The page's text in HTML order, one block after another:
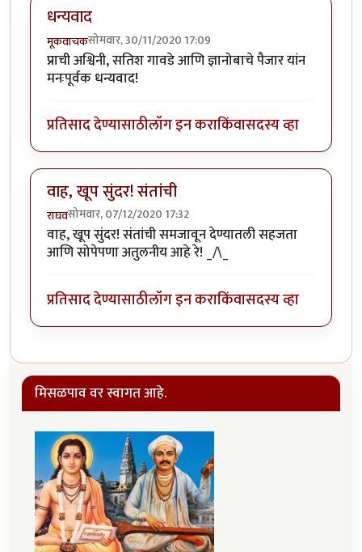
धन्यवाद
मूकवाचकसोमवार, 30/11/2020 17:09
प्राची अश्विनी, सतिश गावडे आणि ज्ञानोबाचे पैजार यांन
मनःपूर्वक धन्यवाद!
प्रतिसाद देण्यासाठीलॉग इन कराकिंवासदस्य व्हा
वाह, खूप सुंदर! संतांची
राघवसोमवार, 07/12/2020 17:32
वाह, खूप सुंदर! संतांची समजावून देण्यातली सहजता
आणि सोपेपणा अतुलनीय आहे रे! _/\_
प्रतिसाद देण्यासाठीलॉग इन कराकिंवासदस्य व्हा
मिसळपाव वर स्वागत आहे.